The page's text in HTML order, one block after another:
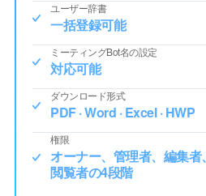
ユーザー辞書
一括登録可能
ミーティングBot名の設定
対応可能
ダウンロード形式
PDF · Word · Excel · HWP
権限
オーナー、管理者、編集者、
閲覧者の4段階